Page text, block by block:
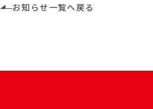
お知らせ一覧へ戻る